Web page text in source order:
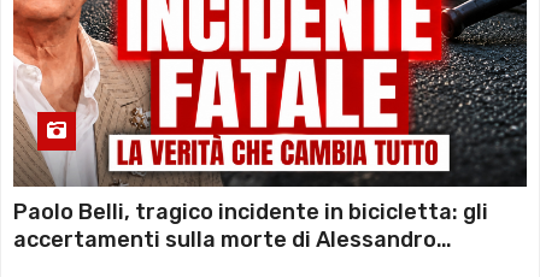
Paolo Belli, tragico incidente in bicicletta: gli
accertamenti sulla morte di Alessandro